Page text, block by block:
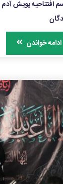
افتتاحیه پویش
ادامه خواندن